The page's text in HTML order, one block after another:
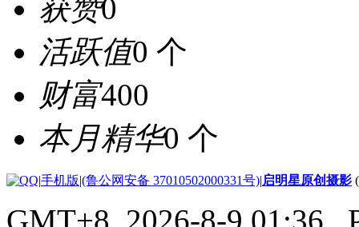
获赞0
活跃值0 个
财富400
本月精华0 个
|手机版|(鲁公网安备 37010502000331号)|启明星原创摄影
GMT+8, 2026-8-9 01:36 ,